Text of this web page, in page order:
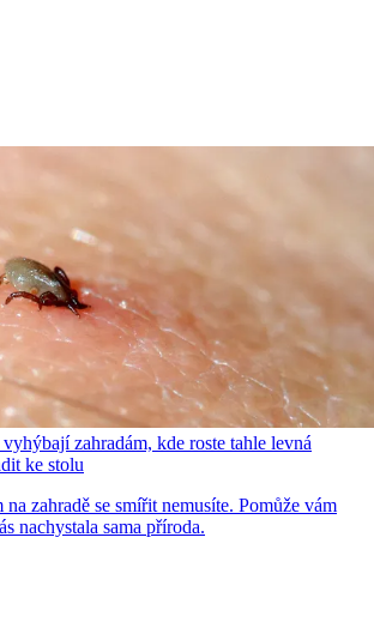
zahradám, kde roste tahle levná
ke stolu
zahradě se smířit nemusíte. Pomůže vám
nachystala sama příroda.